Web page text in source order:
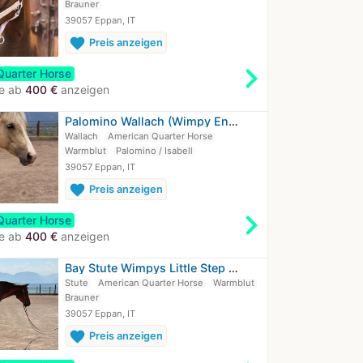
Brauner
39057 Eppan, IT
favorite Preis anzeigen
Horse
ab 400 € anzeigen chevron_right
Palomino Wallach (Wimpy Enkel) aus…
Wallach
American Quarter Horse
Warmblut
Palomino / Isabell
39057 Eppan, IT
favorite Preis anzeigen
Horse
ab 400 € anzeigen chevron_right
Bay Stute Wimpys Little Step x…
Stute American Quarter Horse
Warmblut
Brauner
39057 Eppan, IT
favorite Preis anzeigen